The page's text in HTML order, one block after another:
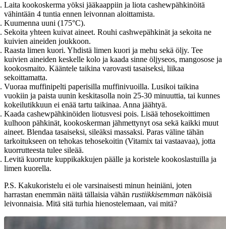
Laita kookoskerma yöksi jääkaappiin ja liota cashewpähkinöitä
vähintään 4 tuntia ennen leivonnan aloittamista.
Kuumenna uuni (175°C).
Sekoita yhteen kuivat aineet. Rouhi cashwepähkinät ja sekoita ne
kuivien aineiden joukkoon.
Raasta limen kuori. Yhdistä limen kuori ja mehu sekä öljy. Tee
kuivien aineiden keskelle kolo ja kaada sinne öljyseos, mangosose ja
kookosmaito. Kääntele taikina varovasti tasaiseksi, liikaa
sekoittamatta.
Vuoraa muffinipelti paperisilla muffinivuoilla. Lusikoi taikina
vuokiin ja paista uunin keskitasolla noin 25-30 minuuttia, tai kunnes
kokeilutikkuun ei enää tartu taikinaa. Anna jäähtyä.
Kaada cashewpähkinöiden liotusvesi pois. Lisää tehosekoittimen
kulhoon pähkinät, kookoskerman jähmettynyt osa sekä kaikki muut
aineet. Blendaa tasaiseksi, sileäksi massaksi. Paras väline tähän
tarkoitukseen on tehokas tehosekoitin (Vitamix tai vastaavaa), jotta
kuorrutteesta tulee sileää.
Levitä kuorrute kuppikakkujen päälle ja koristele kookoslastuilla ja
limen kuorella.
P.S. Kakukoristelu ei ole varsinaisesti minun heiniäni, joten
harrastan enemmän näitä tällaisia vähän rustiikkisemman näköisiä
leivonnaisia. Mitä sitä turhia hienostelemaan, vai mitä?